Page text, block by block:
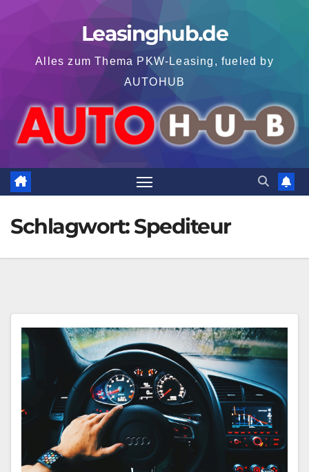
Leasinghub.de
Alles zum Thema PKW-Leasing, fueled by
AUTOHUB
Schlagwort:Spediteur